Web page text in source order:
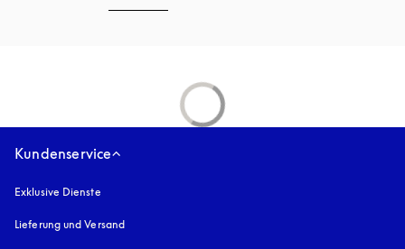
Kundenservice
Exklusive Dienste
Lieferung und Versand